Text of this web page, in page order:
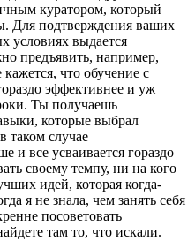
куратором, который
Для подтверждения ваших
условиях выдается
предъявить, например,
что обучение с
эффективнее и уж
Ты получаешь
которые выбрал
таком случае
и все усваивается гораздо
своему темпу, ни на кого
идей, которая когда-
я не знала, чем занять себя
посоветовать
там то, что искали.